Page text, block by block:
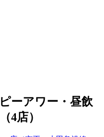
ーアワー・昼飲
4店）